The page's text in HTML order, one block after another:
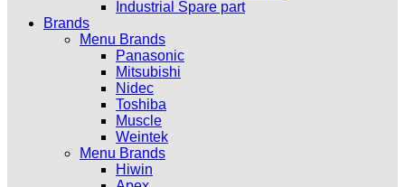
Industrial Spare part
Brands
Menu Brands
Panasonic
Mitsubishi
Nidec
Toshiba
Muscle
Weintek
Menu Brands
Hiwin